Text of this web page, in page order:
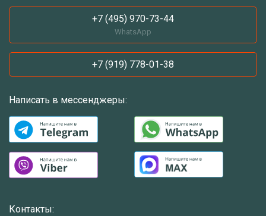
+7 (495) 970-73-44
WhatsApp
+7 (919) 778-01-38
Написать в мессенджеры:
Контакты: